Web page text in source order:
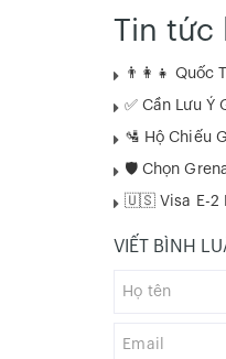
Tin tức
👨‍👩‍👧 Quốc
✅ Cần Lưu Ý
🛂 Hộ Chiếu
🛡️ Chọn
🇺🇸 Visa E-2
VIẾT BÌNH